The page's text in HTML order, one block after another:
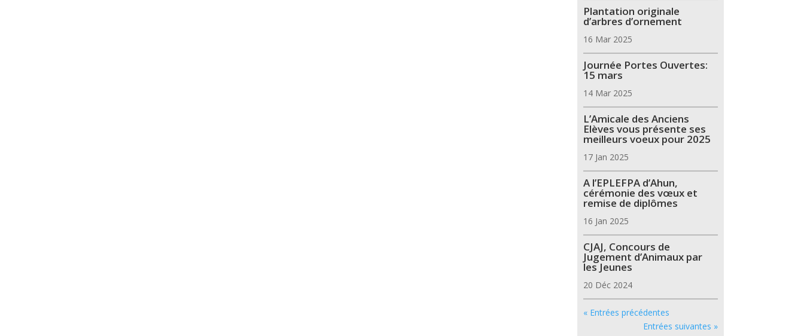
Plantation originale
d’arbres d’ornement
16 Mar 2025
Journée Portes Ouvertes:
15 mars
14 Mar 2025
L’Amicale des Anciens
Elèves vous présente ses
meilleurs voeux pour 2025
17 Jan 2025
A l’EPLEFPA d’Ahun,
cérémonie des vœux et
remise de diplômes
16 Jan 2025
CJAJ, Concours de
Jugement d’Animaux par
les Jeunes
20 Déc 2024
« Entrées précédentes
Entrées suivantes »